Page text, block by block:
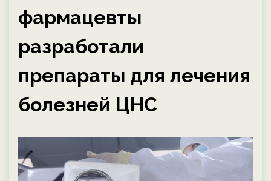
фармацевты
разработали
препараты для лечения
болезней ЦНС